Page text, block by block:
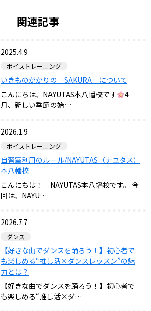
関連記事
2025.4.9
ボイストレーニング
いきものがかりの「SAKURA」について
こんにちは、NAYUTAS本八幡校です
4
月、新しい季節の始…
2026.1.9
ボイストレーニング
自習室利用のルール/NAYUTAS（ナユタス）
本八幡校
こんにちは！ NAYUTAS本八幡校です。 今
回は、NAYU…
2026.7.7
ダンス
【好きな曲でダンスを踊ろう！】初心者で
も楽しめる“推し活×ダンスレッスン”の魅
力とは？
【好きな曲でダンスを踊ろう！】初心者で
も楽しめる“推し活×ダ…